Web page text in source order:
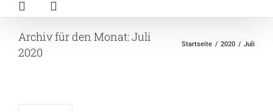
Archiv für den Monat:Juli
2020
Startseite 2020 Juli